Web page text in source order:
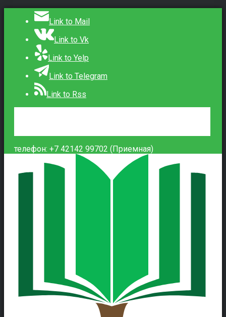
Link to Mail
Link to Vk
Link to Yelp
Link to Telegram
Link to Rss
телефон: +7 42142 99702 (Приемная)